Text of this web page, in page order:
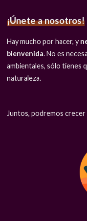
¡Únete a nosotros!
Hay mucho por hacer, y
bienvenida. No es
ambientales, sólo tienes
naturaleza.
Juntos, podremos crecer